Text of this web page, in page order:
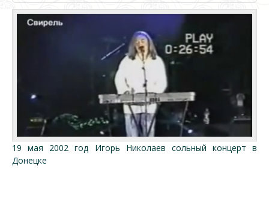
19 мая 2002 год Игорь Николаев сольный концерт в
Донецке